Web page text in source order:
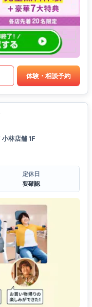
体験・相談予約
林店舗 1F
定休日
要確認